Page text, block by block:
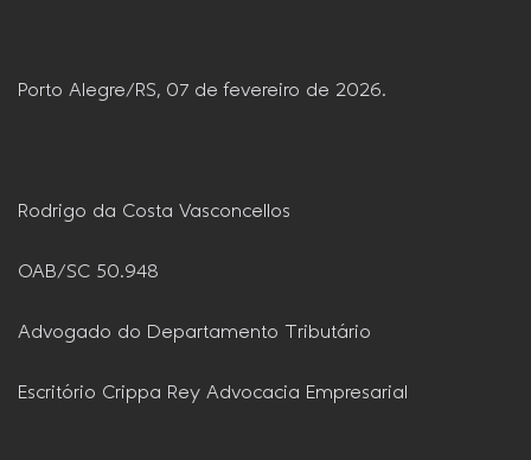
Porto Alegre/RS, 07 de fevereiro de 2026.
Rodrigo da Costa Vasconcellos
OAB/SC 50.948
Advogado do Departamento Tributário
Escritório Crippa Rey Advocacia Empresarial